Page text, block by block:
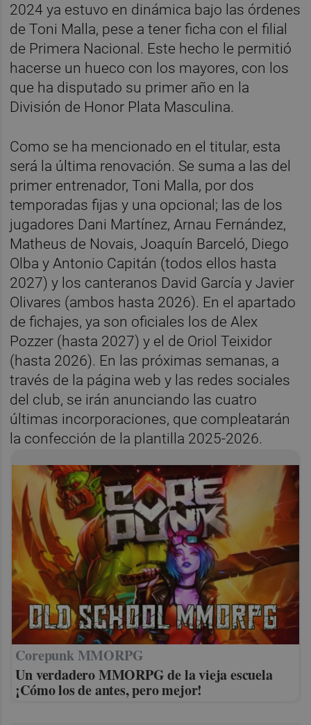
2024 ya estuvo en dinámica bajo las órdenes
de Toni Malla, pese a tener ficha con el filial
de Primera Nacional. Este hecho le permitió
hacerse un hueco con los mayores, con los
que ha disputado su primer año en la
División de Honor Plata Masculina.
Como se ha mencionado en el titular, esta
será la última renovación. Se suma a las del
primer entrenador, Toni Malla, por dos
temporadas fijas y una opcional; las de los
jugadores Dani Martínez, Arnau Fernández,
Matheus de Novais, Joaquín Barceló, Diego
Olba y Antonio Capitán (todos ellos hasta
2027) y los canteranos David García y Javier
Olivares (ambos hasta 2026). En el apartado
de fichajes, ya son oficiales los de Alex
Pozzer (hasta 2027) y el de Oriol Teixidor
(hasta 2026). En las próximas semanas, a
través de la página web y las redes sociales
del club, se irán anunciando las cuatro
últimas incorporaciones, que compleatarán
la confección de la plantilla 2025-2026.
Corepunk MMORPG
Un verdadero MMORPG de la vieja escuela
¡Cómo los de antes, pero mejor!